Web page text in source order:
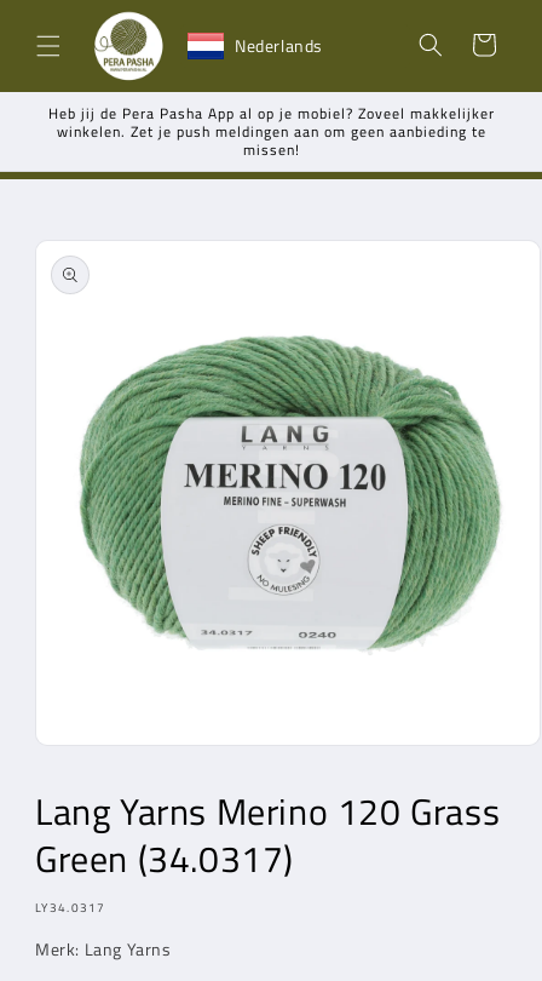
naar de
content Nederlands Winkelwagen
Heb jij de Pera Pasha App al op je mobiel? Zoveel makkelijker
winkelen. Zet je push meldingen aan om geen aanbieding te
missen!
direct naar
modaal
Lang Yarns Merino 120 Grass
Green (34.0317)
MODEL:
LY34.0317
Merk: Lang Yarns